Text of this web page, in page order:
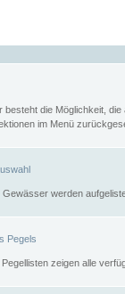
besteht die Möglichkeit,
im Menü
Gewässer werden
Pegels
Pegellisten zeigen alle